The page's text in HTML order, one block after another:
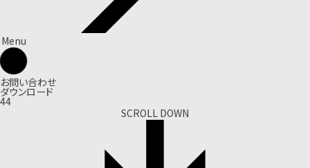
Menu
お問い合わせ
ダウンロード
44
SCROLL DOWN